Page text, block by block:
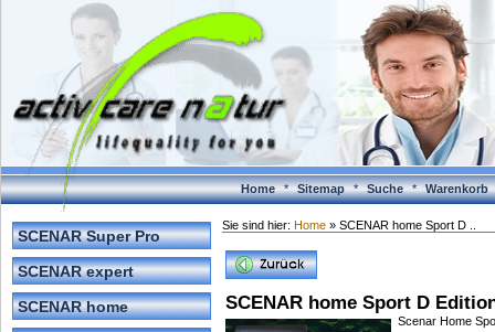
Home * Sitemap * Suche * Warenkorb
SCENAR Super Pro
SCENAR expert
SCENAR home
Sie sind hier: Home » SCENAR home Sport D ..
SCENAR home Sport D
Scenar Home